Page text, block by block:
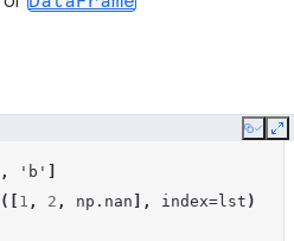
Copy
, 'b'
([ 1 , 2 , np . nan ], index=lst )